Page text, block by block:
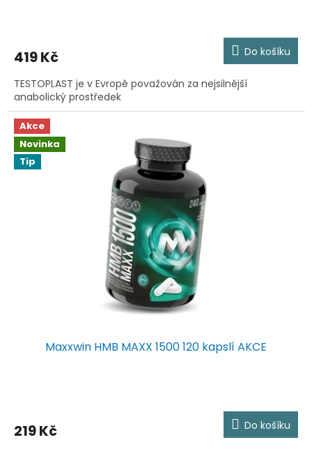
je
z
5
hvězdiček.
419 Kč Do košíku
TESTOPLAST je v Evropě považován za nejsilnější
anabolický prostředek
Akce
Novinka
Tip
Maxxwin HMB MAXX 1500 120 kapslí AKCE
je
219 Kč Do košíku